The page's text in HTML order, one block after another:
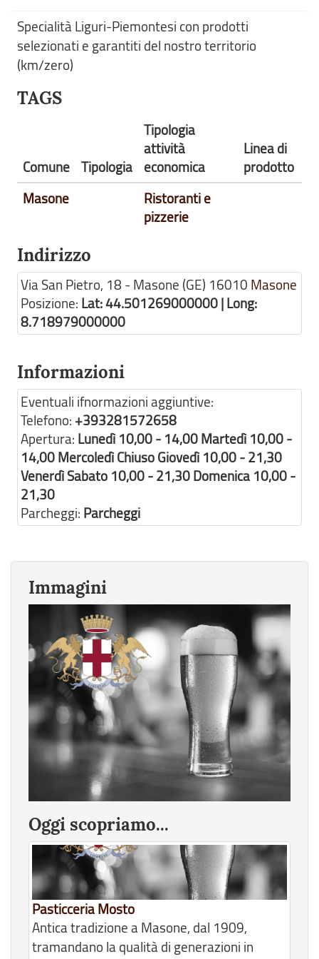
Specialità Liguri-Piemontesi con prodotti
selezionati e garantiti del nostro territorio
(km/zero)
TAGS
Comune Tipologia
Tipologia
attività
economica
Linea di
prodotto
Masone
Ristoranti e
pizzerie
Indirizzo
Via San Pietro, 18 - Masone (GE) 16010 Masone
Posizione: Lat: 44.501269000000 | Long:
8.718979000000
Informazioni
Eventuali ifnormazioni aggiuntive:
Telefono: +393281572658
Apertura: Lunedì 10,00 - 14,00 Martedì 10,00 -
14,00 Mercoledì Chiuso Giovedì 10,00 - 21,30
Venerdì Sabato 10,00 - 21,30 Domenica 10,00 -
21,30
Parcheggi: Parcheggi
Immagini
Oggi scopriamo...
Pasticceria Mosto
Antica tradizione a Masone, dal 1909,
tramandano la qualità di generazioni in